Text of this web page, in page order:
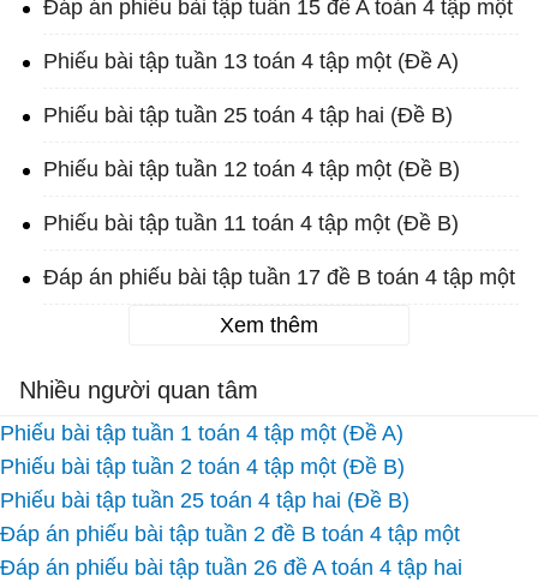
Đáp án phiếu bài tập tuần 15 đề A toán 4 tập một
Phiếu bài tập tuần 13 toán 4 tập một (Đề A)
Phiếu bài tập tuần 25 toán 4 tập hai (Đề B)
Phiếu bài tập tuần 12 toán 4 tập một (Đề B)
Phiếu bài tập tuần 11 toán 4 tập một (Đề B)
Đáp án phiếu bài tập tuần 17 đề B toán 4 tập một
Xem thêm
Nhiều người quan tâm
Phiếu bài tập tuần 1 toán 4 tập một (Đề A)
Phiếu bài tập tuần 2 toán 4 tập một (Đề B)
Phiếu bài tập tuần 25 toán 4 tập hai (Đề B)
Đáp án phiếu bài tập tuần 2 đề B toán 4 tập một
Đáp án phiếu bài tập tuần 26 đề A toán 4 tập hai